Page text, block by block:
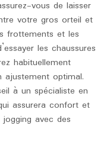
vous de laisser
votre gros orteil et
frottements et les
les chaussures
habituellement
ajustement optimal.
à un spécialiste en
assurera confort et
avec des